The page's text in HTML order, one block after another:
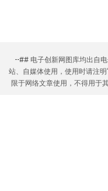
--## 电子创新网图库均出自
站、自媒体使用，使用时请注
限于网络文章使用，不得用于